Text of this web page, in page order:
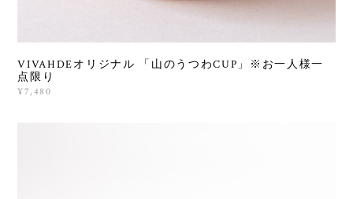
VIVAHDEオリジナル 「山のうつわCUP」※お一人様一
点限り
¥7,480